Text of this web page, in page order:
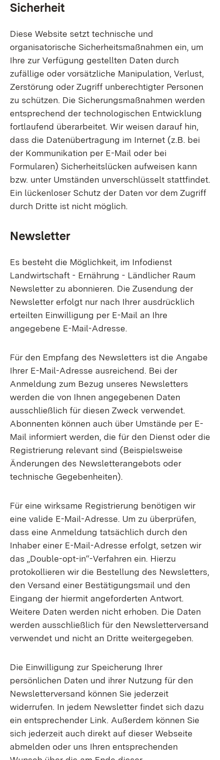
Sicherheit
Diese Website setzt technische und
organisatorische Sicherheitsmaßnahmen ein, um
Ihre zur Verfügung gestellten Daten durch
zufällige oder vorsätzliche Manipulation, Verlust,
Zerstörung oder Zugriff unberechtigter Personen
zu schützen. Die Sicherungsmaßnahmen werden
entsprechend der technologischen Entwicklung
fortlaufend überarbeitet. Wir weisen darauf hin,
dass die Datenübertragung im Internet (z.B. bei
der Kommunikation per E-Mail oder bei
Formularen) Sicherheitslücken aufweisen kann
bzw. unter Umständen unverschlüsselt stattfindet.
Ein lückenloser Schutz der Daten vor dem Zugriff
durch Dritte ist nicht möglich.
Newsletter
Es besteht die Möglichkeit, im Infodienst
Landwirtschaft - Ernährung - Ländlicher Raum
Newsletter zu abonnieren. Die Zusendung der
Newsletter erfolgt nur nach Ihrer ausdrücklich
erteilten Einwilligung per E-Mail an Ihre
angegebene E-Mail-Adresse.
Für den Empfang des Newsletters ist die Angabe
Ihrer E-Mail-Adresse ausreichend. Bei der
Anmeldung zum Bezug unseres Newsletters
werden die von Ihnen angegebenen Daten
ausschließlich für diesen Zweck verwendet.
Abonnenten können auch über Umstände per E-
Mail informiert werden, die für den Dienst oder die
Registrierung relevant sind (Beispielsweise
Änderungen des Newsletterangebots oder
technische Gegebenheiten).
Für eine wirksame Registrierung benötigen wir
eine valide E-Mail-Adresse. Um zu überprüfen,
dass eine Anmeldung tatsächlich durch den
Inhaber einer E-Mail-Adresse erfolgt, setzen wir
das „Double-opt-in“-Verfahren ein. Hierzu
protokollieren wir die Bestellung des Newsletters,
den Versand einer Bestätigungsmail und den
Eingang der hiermit angeforderten Antwort.
Weitere Daten werden nicht erhoben. Die Daten
werden ausschließlich für den Newsletterversand
verwendet und nicht an Dritte weitergegeben.
Die Einwilligung zur Speicherung Ihrer
persönlichen Daten und ihrer Nutzung für den
Newsletterversand können Sie jederzeit
widerrufen. In jedem Newsletter findet sich dazu
ein entsprechender Link. Außerdem können Sie
sich jederzeit auch direkt auf dieser Webseite
abmelden oder uns Ihren entsprechenden